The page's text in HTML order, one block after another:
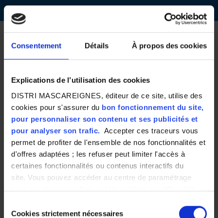
Consentement Détails À propos des cookies
Explications de l’utilisation des cookies
DISTRI MASCAREIGNES, éditeur de ce site, utilise des
cookies pour s'assurer du bon fonctionnement du site,
pour personnaliser son contenu et ses publicités et
pour analyser son trafic. Accepter ces traceurs vous
permet de profiter de l'ensemble de nos fonctionnalités et
d'offres adaptées ; les refuser peut limiter l'accès à
certaines fonctionnalités ou contenus interactifs du
site. Vous pouvez accéder au centre de paramétrage
pour exprimer vos choix sur les cookies ou utiliser les
choix est valable uniquement sur ce site pour une durée
duCookies strictement nécessaires
Chargé de
Communication
et
Evènementiel
H/F
Découvrir d'autres